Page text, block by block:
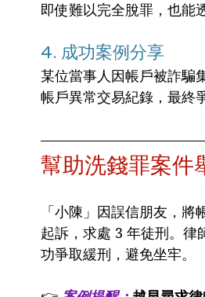
即使難以完全脫罪，也能
4. 成功案例分享
某位當事人因帳戶被詐騙
帳戶異常交易紀錄，最終
幫助洗錢罪案件
「小陳」因誤信朋友，
起訴，求處 3 年徒刑。律
功爭取緩刑，避免坐牢。